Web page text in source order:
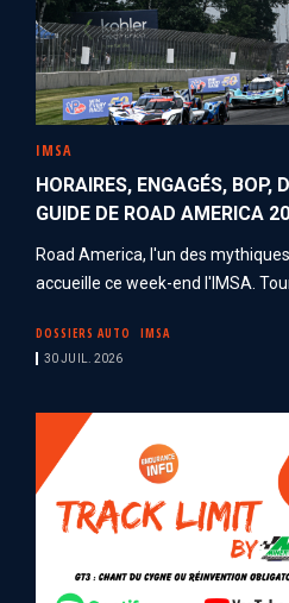
IMSA
HORAIRES, ENGAGÉS, BOP,
GUIDE DE ROAD AMERICA
Road America, l'un des
accueille ce week-end l'IMSA.
DOSSIERS AUTO IMSA
30 JUIL. 2026